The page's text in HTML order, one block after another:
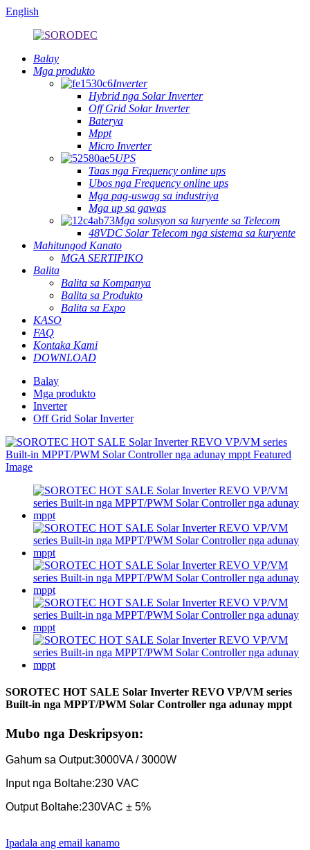
English
Balay
Mga produkto
Inverter
Hybrid nga Solar Inverter
Off Grid Solar Inverter
Baterya
Mppt
Micro Inverter
UPS
Taas nga Frequency online ups
Ubos nga Frequency online ups
Mga pag-uswag sa industriya
Mga up sa gawas
Mga solusyon sa kuryente sa Telecom
48VDC Solar Telecom nga sistema sa kuryente
Mahitungod Kanato
MGA SERTIPIKO
Balita
Balita sa Kompanya
Balita sa Produkto
Balita sa Expo
KASO
FAQ
Kontaka Kami
DOWNLOAD
Balay
Mga produkto
Inverter
Off Grid Solar Inverter
SOROTEC HOT SALE Solar Inverter REVO VP/VM series
Built-in nga MPPT/PWM Solar Controller nga adunay mppt
Mubo nga Deskripsyon:
Gahum sa Output:3000VA / 3000W
Input nga Boltahe:230 VAC
Output Boltahe:230VAC ± 5%
Ipadala ang email kanamo